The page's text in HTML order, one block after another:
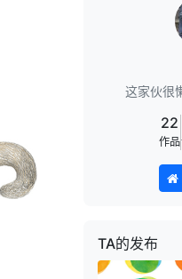
这家伙很
22
作品
TA的发布